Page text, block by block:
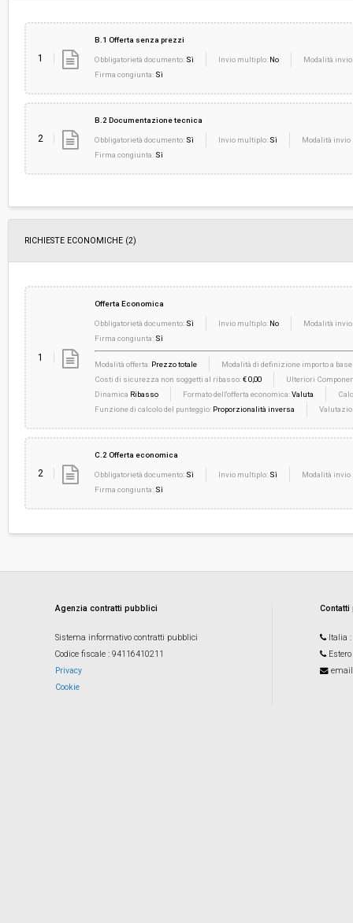
1
B.1 Offerta senza prezzi
Obbligatorietà documento: Sì Invio multiplo: No
Modalità
Firma congiunta: Sì
2
B.2 Documentazione tecnica
Obbligatorietà documento: Sì Invio multiplo: Sì
Modalità invio
Firma congiunta: Sì
RICHIESTE ECONOMICHE (2)
1
Offerta Economica
Obbligatorietà documento: Sì Invio multiplo: No
Modalità
Firma congiunta: Sì
Modalità offerta: Prezzo totale
Modalità di definizione importo a base
Costi di sicurezza non soggetti al ribasso:€ 0,00
Ulteriori
Dinamica Ribasso Formato dell'offerta economica:Valuta
Funzione di calcolo del punteggio: Proporzionalità inversa
2
C.2 Offerta economica
Obbligatorietà documento: Sì Invio multiplo: Sì
Modalità invio
Firma congiunta: Sì
Agenzia contratti pubblici
Sistema informativo contratti pubblici
Codice fiscale : 94116410211
Privacy
Cookie
Italia
Estero
email